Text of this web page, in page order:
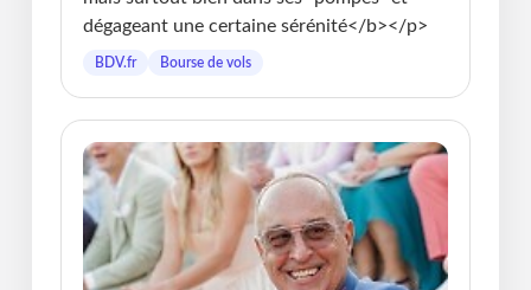
dégageant une certaine sérénité</b></p>
BDV.fr Bourse de vols